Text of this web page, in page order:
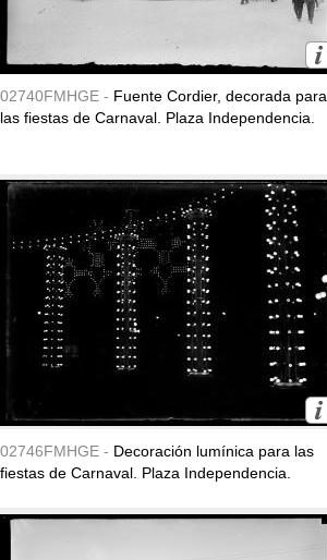
02740FMHGE - Fuente Cordier, decorada para
las fiestas de Carnaval. Plaza Independencia.
02746FMHGE - Decoración lumínica para las
fiestas de Carnaval. Plaza Independencia.